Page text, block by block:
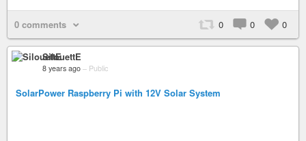
0 comments 0 0 0
SilouettE
8 years ago – Public
SolarPower Raspberry Pi with 12V Solar System